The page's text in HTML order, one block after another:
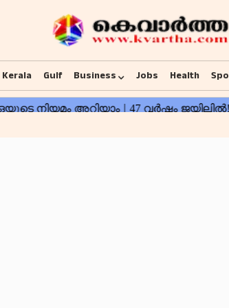
Kerala Gulf Business Jobs Health